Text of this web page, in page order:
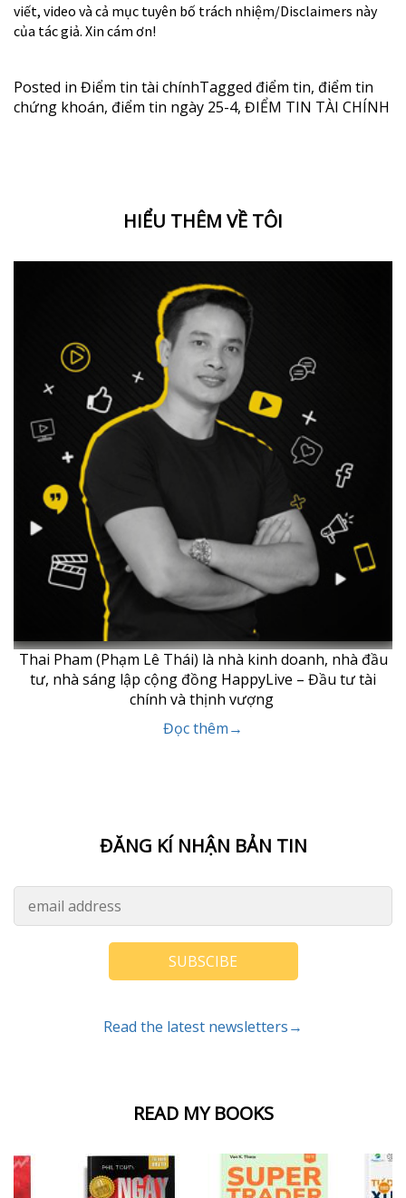
READ MY BOOKS
viết, video và cả mục tuyên bố trách nhiệm/Disclaimers này
của tác giả. Xin cám ơn!
Posted in Điểm tin tài chínhTagged điểm tin, điểm tin
chứng khoán, điểm tin ngày 25-4, ĐIỂM TIN TÀI CHÍNH
HIỂU THÊM VỀ TÔI
Thai Pham (Phạm Lê Thái) là nhà kinh doanh, nhà đầu
tư, nhà sáng lập cộng đồng HappyLive – Đầu tư tài
chính và thịnh vượng
Đọc thêm→
ĐĂNG KÍ NHẬN BẢN TIN
SUBSCIBE
Read the latest newsletters→